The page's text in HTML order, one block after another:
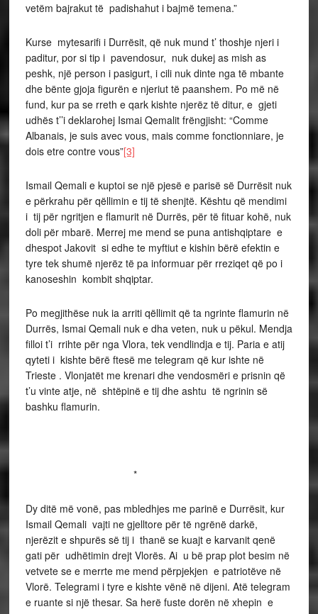
vetëm bajrakut të padishahut i bajmë temena.”
Kurse mytesarifi i Durrësit, që nuk mund t’ thoshje njeri i
paditur, por si tip i pavendosur, nuk dukej as mish as
peshk, një person i pasigurt, i cili nuk dinte nga të mbante
dhe bënte gjoja figurën e njeriut të paanshem. Po më në
fund, kur pa se rreth e qark kishte njerëz të ditur, e gjeti
udhës t’’i deklarohej Ismai Qemalit frëngjisht: “Comme
Albanais, je suis avec vous, mais comme fonctionniare, je
dois etre contre vous”[3]
Ismail Qemali e kuptoi se një pjesë e parisë së Durrësit nuk
e përkrahu për qëllimin e tij të shenjtë. Kështu që mendimi
i tij për ngritjen e flamurit në Durrës, për të fituar kohë, nuk
doli për mbarë. Merrej me mend se puna antishqiptare e
dhespot Jakovit si edhe te myftiut e kishin bërë efektin e
tyre tek shumë njerëz të pa informuar për rreziqet që po i
kanoseshin kombit shqiptar.
Po megjithëse nuk ia arriti qëllimit që ta ngrinte flamurin në
Durrës, Ismai Qemali nuk e dha veten, nuk u pëkul. Mendja
filloi t’i rrihte për nga Vlora, tek vendlindja e tij. Paria e atij
qyteti i kishte bërë ftesë me telegram që kur ishte në
Trieste . Vlonjatët me krenari dhe vendosmëri e prisnin që
t’u vinte atje, në shtëpinë e tij dhe ashtu të ngrinin së
bashku flamurin.
*
Dy ditë më vonë, pas mbledhjes me parinë e Durrësit, kur
Ismail Qemali vajti ne gjelltore për të ngrënë darkë,
njerëzit e shpurës së tij i thanë se kuajt e karvanit qenë
gati për udhëtimin drejt Vlorës. Ai u bë prap plot besim në
vetvete se e merrte me mend përpjekjen e patriotëve në
Vlorë. Telegrami i tyre e kishte vënë në dijeni. Atë telegram
e ruante si një thesar. Sa herë fuste dorën në xhepin e